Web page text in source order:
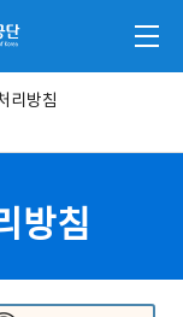
전체
리방침
방침